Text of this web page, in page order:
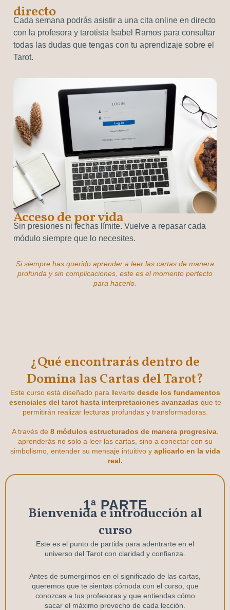
directo
Cada semana podrás asistir a una cita online en directo
con la profesora y tarotista Isabel Ramos para consultar
todas las dudas que tengas con tu aprendizaje sobre el
Tarot.
Acceso de por vida
Sin presiones ni fechas límite. Vuelve a repasar cada
módulo siempre que lo necesites.
Si siempre has querido aprender a leer las cartas de manera
profunda y sin complicaciones, este es el momento perfecto
para hacerlo.
¿Qué encontrarás dentro de
Domina las Cartas del Tarot?
Este curso está diseñado para llevarte desde los fundamentos
esenciales del tarot hasta interpretaciones avanzadas que te
permitirán realizar lecturas profundas y transformadoras.
A través de 8 módulos estructurados de manera progresiva,
aprenderás no solo a leer las cartas, sino a conectar con su
simbolismo, entender su mensaje intuitivo y aplicarlo en la vida
real.
1ª PARTE
Bienvenida e introducción al
curso
Este es el punto de partida para adentrarte en el
universo del Tarot con claridad y confianza.
Antes de sumergirnos en el significado de las cartas,
queremos que te sientas cómoda con el curso, que
conozcas a tus profesoras y que entiendas cómo
sacar el máximo provecho de cada lección.